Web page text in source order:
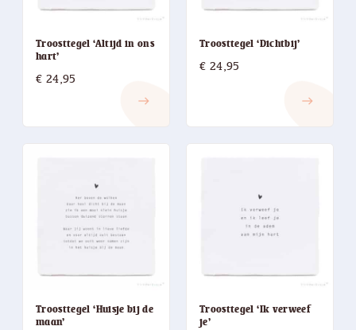
Troosttegel ‘Altijd in ons
hart’
€ 24,95
east
Troosttegel ‘Dichtbij’
€ 24,95
east
Troosttegel ‘Huisje bij de
maan’
Troosttegel ‘Ik verweef
je’